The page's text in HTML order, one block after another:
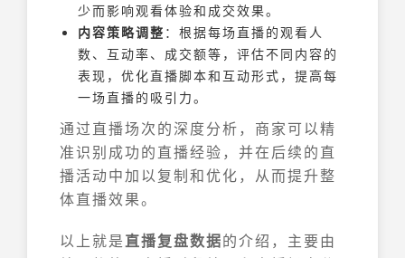
少而影响观看体验和成交效果。
内容策略调整 ：根据每场直播的观看人
数、互动率、成交额等，评估不同内容的
表现，优化直播脚本和互动形式，提高每
一场直播的吸引力。
通过直播场次的深度分析，商家可以精
准识别成功的直播经验，并在后续的直
播活动中加以复制和优化，从而提升整
体直播效果。
以上就是直播复盘数据的介绍，主要由